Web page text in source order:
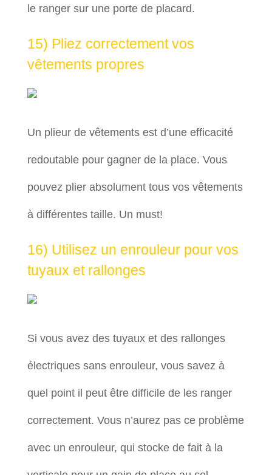
le ranger sur une porte de placard.
15) Pliez correctement vos
vêtements propres
Un plieur de vêtements est d’une efficacité
redoutable pour gagner de la place. Vous
pouvez plier absolument tous vos vêtements
à différentes taille. Un must!
16) Utilisez un enrouleur pour vos
tuyaux et rallonges
Si vous avez des tuyaux et des rallonges
électriques sans enrouleur, vous savez à
quel point il peut être difficile de les ranger
correctement. Vous n’aurez pas ce problème
avec un enrouleur, qui stocke de fait à la